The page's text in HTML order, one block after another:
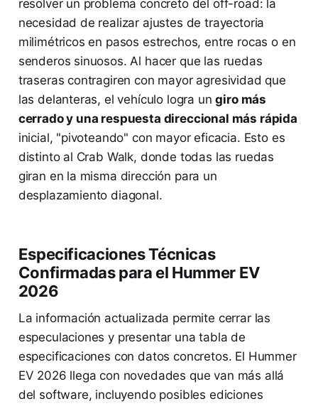
resolver un problema concreto del off-road: la
necesidad de realizar ajustes de trayectoria
milimétricos en pasos estrechos, entre rocas o en
senderos sinuosos. Al hacer que las ruedas
traseras contragiren con mayor agresividad que
las delanteras, el vehículo logra ungiro más
cerrado y una respuesta direccional más rápida
inicial, "pivoteando" con mayor eficacia. Esto es
distinto al Crab Walk, donde todas las ruedas
giran en la misma dirección para un
desplazamiento diagonal.
Especificaciones Técnicas
Confirmadas para el Hummer EV
2026
La información actualizada permite cerrar las
especulaciones y presentar una tabla de
especificaciones con datos concretos. El Hummer
EV 2026 llega con novedades que van más allá
del software, incluyendo posibles ediciones